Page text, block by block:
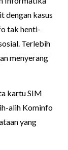
dengan kasus
tak henti-
Terlebih
menyerang
kartu SIM
alih Kominfo
yang